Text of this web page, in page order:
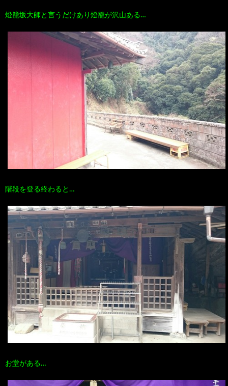
燈籠坂大師と言うだけあり燈籠が沢山ある…
階段を登る終わると…
お堂がある…